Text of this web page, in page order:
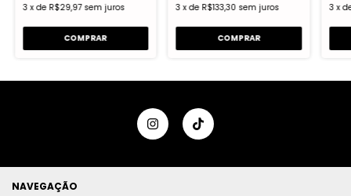
3 xde R$29,97 sem juros 3 xde R$133,30 sem juros 3 x
NAVEGAÇÃO